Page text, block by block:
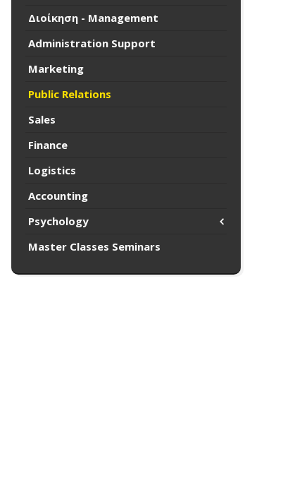
Διοίκηση - Management
Administration Support
Marketing
Public Relations
Sales
Finance
Logistics
Accounting
Psychology
Master Classes Seminars